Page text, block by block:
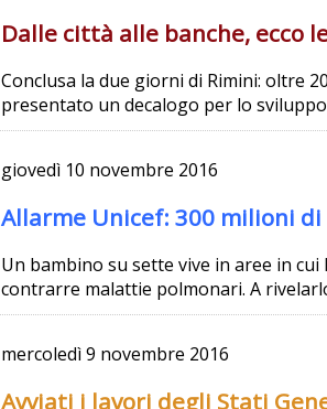
Dalle città alle banche, ecco
Conclusa la due giorni di Rimini: oltre
presentato un decalogo per lo
giovedì 10 novembre 2016
Allarme Unicef: 300 milioni
Un bambino su sette vive in aree in
contrarre malattie polmonari. A
mercoledì9 novembre 2016
Avviati i lavori degli Stati